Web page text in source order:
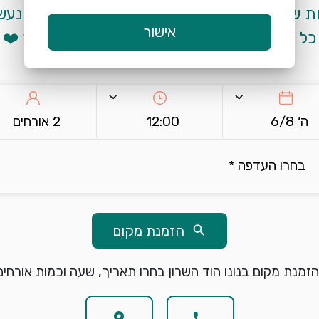
כל המאמצים להכניס אתכם כמה שיותר מהר ❤️
keyboard_arrow_down
ה׳ 6/8
keyboard_arrow_down
12:00 2 אורחים
בחרו העדפה *
search הזמנת מקום
מקום בנונו הוד השרון בחרו תאריך, שעה וכמות
אישור